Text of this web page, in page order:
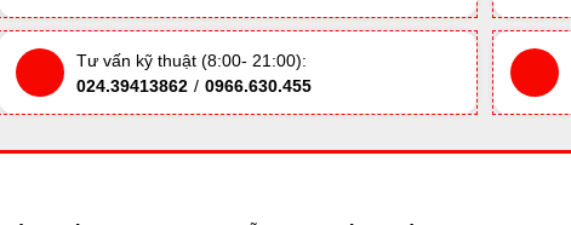
Tư vấn kỹ thuật (8:00- 21:00):
024.39413862 / 0966.630.455